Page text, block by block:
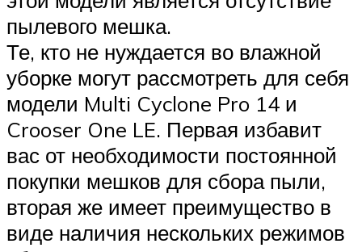
пылевого мешка.
Те, кто не нуждается во влажной
уборке могут рассмотреть для себя
модели Multi Cyclone Pro 14 и
Crooser One LE. Первая избавит
вас от необходимости постоянной
покупки мешков для сбора пыли,
вторая же имеет преимущество в
виде наличия нескольких режимов